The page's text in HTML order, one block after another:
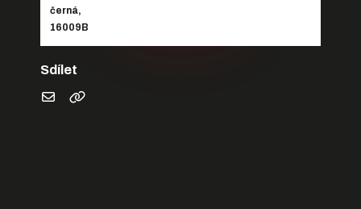
Sdílet
černá,
16009B